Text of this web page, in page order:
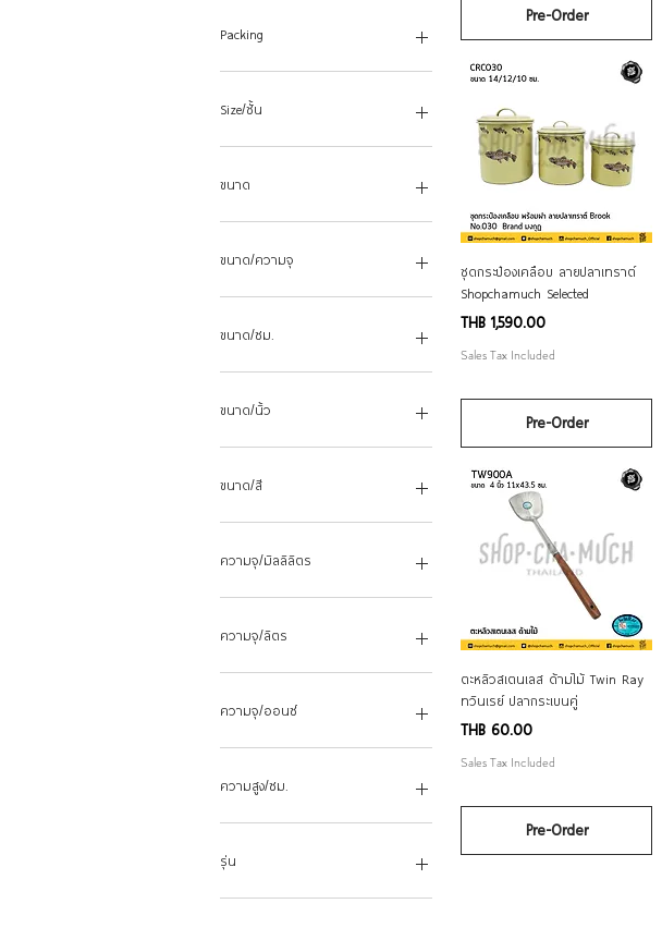
Juice 310 มล.
Liquer 60 มล.
Margarita 200 มล.
Saucer Champagne 135 มล.
Saucer Champagne 200 มล.
Water Goblet 350 มล.
White wine 195 มล.
1
3
13
15
16
18
19
Packing
Pack1
Pack12
Pack36
Pack6
Packx6
Size/ชั้น
2 ชั้น 30 ซม.
3 ชั้น 30 ซม.
ขนาด
0.5 ลิตร
1.1 ลิตร
1.8ซม.
10ซม.
12"
13"
14ซม.
15"
17"
18 ซม. 1300 ซีซี
18ซม.
19"
2.2ซม.
20 ซม. 1600 ซีซี
20ซม.
21ซม.
22ซม.
26 ซม.
ขนาด/ความจุ
10 ซม. 750 ซีซี
11 ซม. 1000 ซีซี
12 ซม. 1300 ซีซี
12 ซม. 400 ซีซี
14 ซม. 600 ซีซี
14 ซม.1 ลิตร
16 ซม. 1.5 ลิตร
16 ซม. 1.8 ลิตร
16 ซม.1.6 ลิตร
18 cm. 1.4 ลิตร
18 ซม. 2 ลิตร
18 ซม. 2.3 ลิตร
18 ซม.2.3 ลิตร
20 cm. 1.7 ลิตร
20 ซม. 2.9 ลิตร
21 ซม. 2 ลิตร
ขนาด/ซม.
3
3.5
8
10
12
13
15
16
20
21
24
25
27
32
ขนาด/นิ้ว
5
6
8
9
11
12
14
15
17
18
20
26
ขนาด/สี
25 ดอกแดงเขียว
25 ดอกแดงเหลือง
30 ดอกแดงเหลือง
35 ดอกแดงเขียว
ความจุ/มิลลิลิตร
600
900
1200
1600
ความจุ/ลิตร
1
2
14 ลิตร
17 ลิตร
24 ลิตร
ความจุ/ออนซ์
1
3
ความสูง/ซม.
2
รุ่น
22001
Pre-Order
Quick View
ชุดกระป๋องเคลือบ ลายปลาเทราต์
Shopchamuch Selected
Price
THB 1,590.00
Sales Tax Included
Pre-Order
Quick View
ตะหลิวสเตนเลส ด้ามไม้ Twin Ray
ทวินเรย์ ปลากระเบนคู่
Price
THB 60.00
Sales Tax Included
Pre-Order